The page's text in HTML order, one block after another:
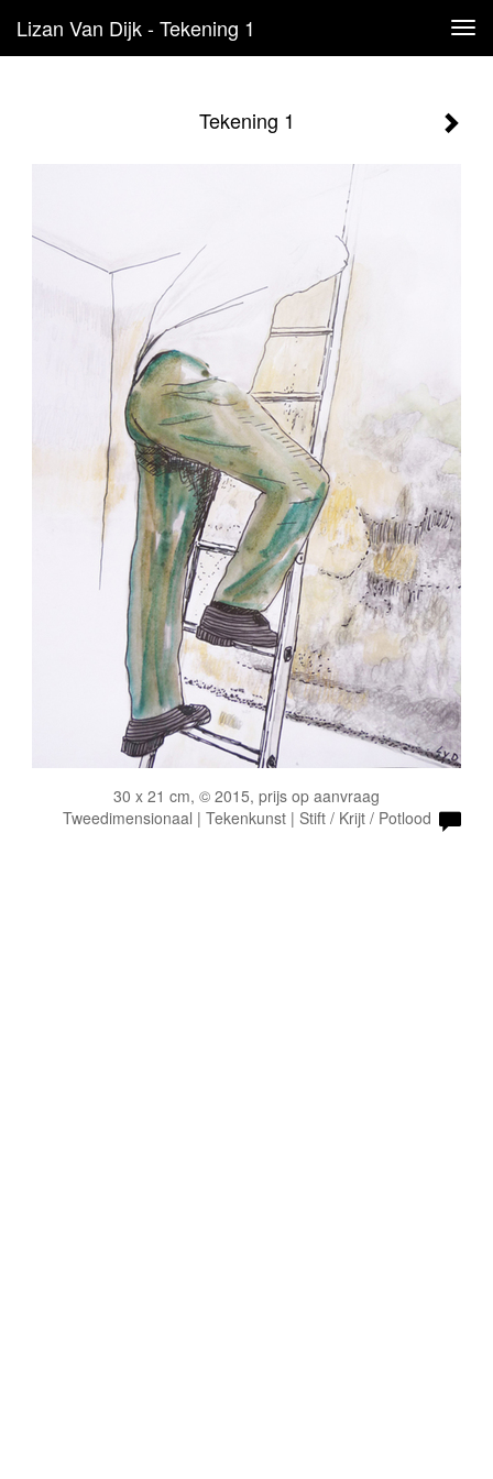
Lizan Van Dijk - Tekening 1
Tekening 1
30 x 21 cm, © 2015, prijs op aanvraag
Tweedimensionaal | Tekenkunst | Stift / Krijt / Potlood